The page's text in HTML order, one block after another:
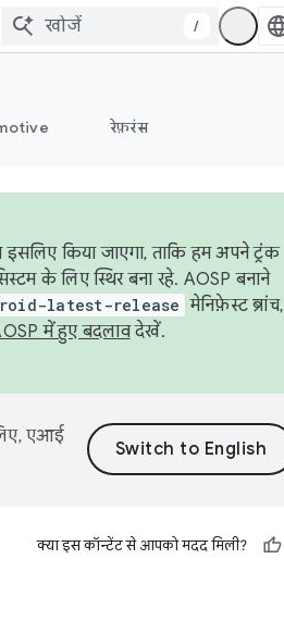
/
रेफ़रंस
किया जाएगा, ताकि हम अपने ट्रंक
के लिए स्थिर बना रहे. AOSP बनाने
latest-release मेनिफ़ेस्ट ब्रांच,
में हुए बदलावदेखें.
एआई
क्या इस कॉन्टेंट से आपको मदद मिली?